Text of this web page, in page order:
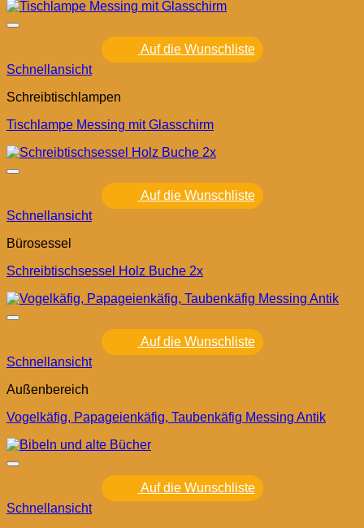
Auf die Wunschliste
Schnellansicht
Schreibtischlampen
Tischlampe Messing mit Glasschirm
Auf die Wunschliste
Schnellansicht
Bürosessel
Schreibtischsessel Holz Buche 2x
Auf die Wunschliste
Schnellansicht
Außenbereich
Vogelkäfig, Papageienkäfig, Taubenkäfig Messing Antik
Auf die Wunschliste
Schnellansicht